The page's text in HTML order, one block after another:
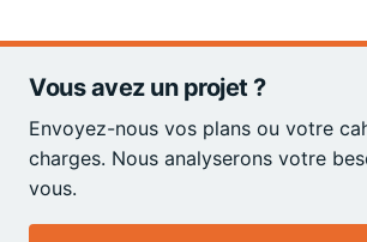
Vous avez un projet ?
Envoyez-nous vos plans ou votre
charges. Nous analyserons votre
vous.